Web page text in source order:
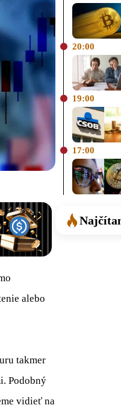
alebo
takmer
Podobný
vidieť na
20:00
19:00
17:00